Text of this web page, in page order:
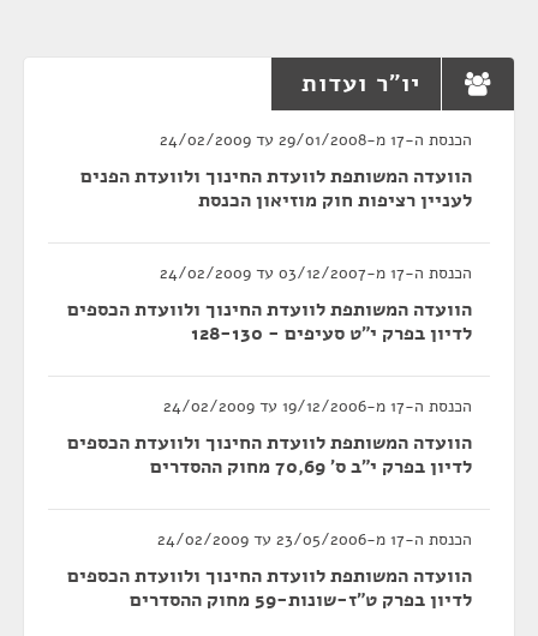
יו"ר ועדות
הכנסת ה-17 מ-29/01/2008 עד 24/02/2009
הוועדה המשותפת לוועדת החינוך ולוועדת הפנים
לעניין רציפות חוק מוזיאון הכנסת
הכנסת ה-17 מ-03/12/2007 עד 24/02/2009
הוועדה המשותפת לוועדת החינוך ולוועדת הכספים
לדיון בפרק י"ט סעיפים - 128-130
הכנסת ה-17 מ-19/12/2006 עד 24/02/2009
הוועדה המשותפת לוועדת החינוך ולוועדת הכספים
לדיון בפרק י"ב ס' 70,69 מחוק ההסדרים
הכנסת ה-17 מ-23/05/2006 עד 24/02/2009
הוועדה המשותפת לוועדת החינוך ולוועדת הכספים
לדיון בפרק ט"ז-שונות-59 מחוק ההסדרים